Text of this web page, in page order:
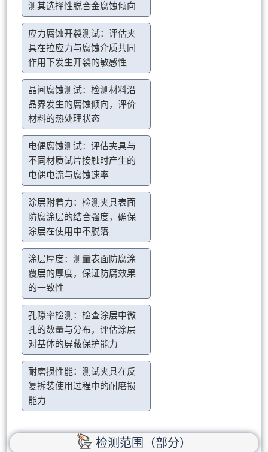
测其选择性脱合金腐蚀倾向
应力腐蚀开裂测试：评估夹
具在拉应力与腐蚀介质共同
作用下发生开裂的敏感性
晶间腐蚀测试：检测材料沿
晶界发生的腐蚀倾向，评价
材料的热处理状态
电偶腐蚀测试：评估夹具与
不同材质试片接触时产生的
电偶电流与腐蚀速率
涂层附着力：检测夹具表面
防腐涂层的结合强度，确保
涂层在使用中不脱落
涂层厚度：测量表面防腐涂
覆层的厚度，保证防腐效果
的一致性
孔隙率检测：检查涂层中微
孔的数量与分布，评估涂层
对基体的屏蔽保护能力
耐磨损性能：测试夹具在反
复拆装使用过程中的耐磨损
能力
检测范围（部分）